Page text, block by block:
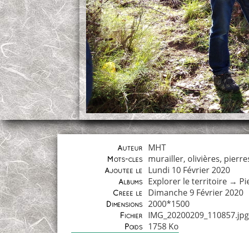
Auteur MHT
Mots-clés murailler, olivières,
Ajoutée le Lundi 10 Février 2020
Albums Explorer le territoire →
Créée le Dimanche 9 Février 2020
Dimensions 2000*1500
Fichier IMG_20200209_110857.jpg
Poids 1758 Ko